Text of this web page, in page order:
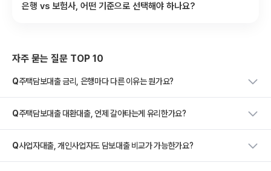
은행 vs 보험사, 어떤 기준으로 선택해야 하나요?
자주 묻는 질문 TOP 10
Q주택담보대출 금리, 은행마다 다른 이유는 뭔가요?
Q주택담보대출 대환대출, 언제 갈아타는게 유리한가요?
Q사업자대출, 개인사업자도 담보대출 비교가 가능한가요?